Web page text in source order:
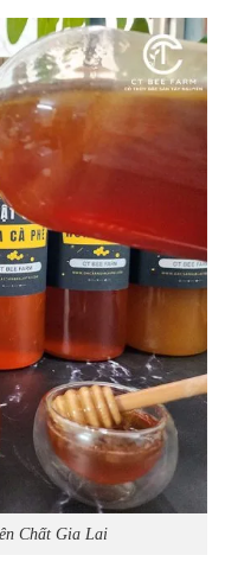
Chất Gia Lai